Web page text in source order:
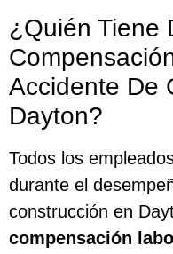
¿Quién Tiene
Accidente De
Dayton?
Todos los
durante el
construcción en
compensación